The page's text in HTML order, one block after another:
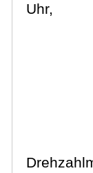
Uhr,